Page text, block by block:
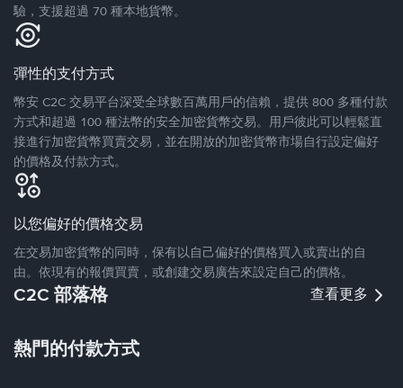
驗，支援超過 70 種本地貨幣。
彈性的支付方式
幣安 C2C 交易平台深受全球數百萬用戶的信賴，提供 800 多種付款
方式和超過 100 種法幣的安全加密貨幣交易。用戶彼此可以輕鬆直
接進行加密貨幣買賣交易，並在開放的加密貨幣市場自行設定偏好
的價格及付款方式。
以您偏好的價格交易
在交易加密貨幣的同時，保有以自己偏好的價格買入或賣出的自
由。依現有的報價買賣，或創建交易廣告來設定自己的價格。
C2C 部落格 查看更多
熱門的付款方式